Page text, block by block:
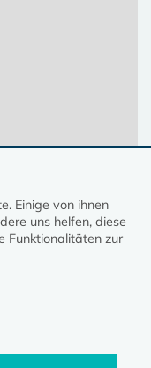
Einige von ihnen
uns helfen, diese
Funktionalitäten zur